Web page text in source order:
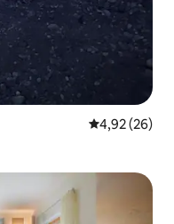
Средна
4,92 (26)